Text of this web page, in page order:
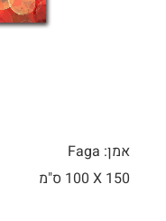
אמן: Faga
150 X